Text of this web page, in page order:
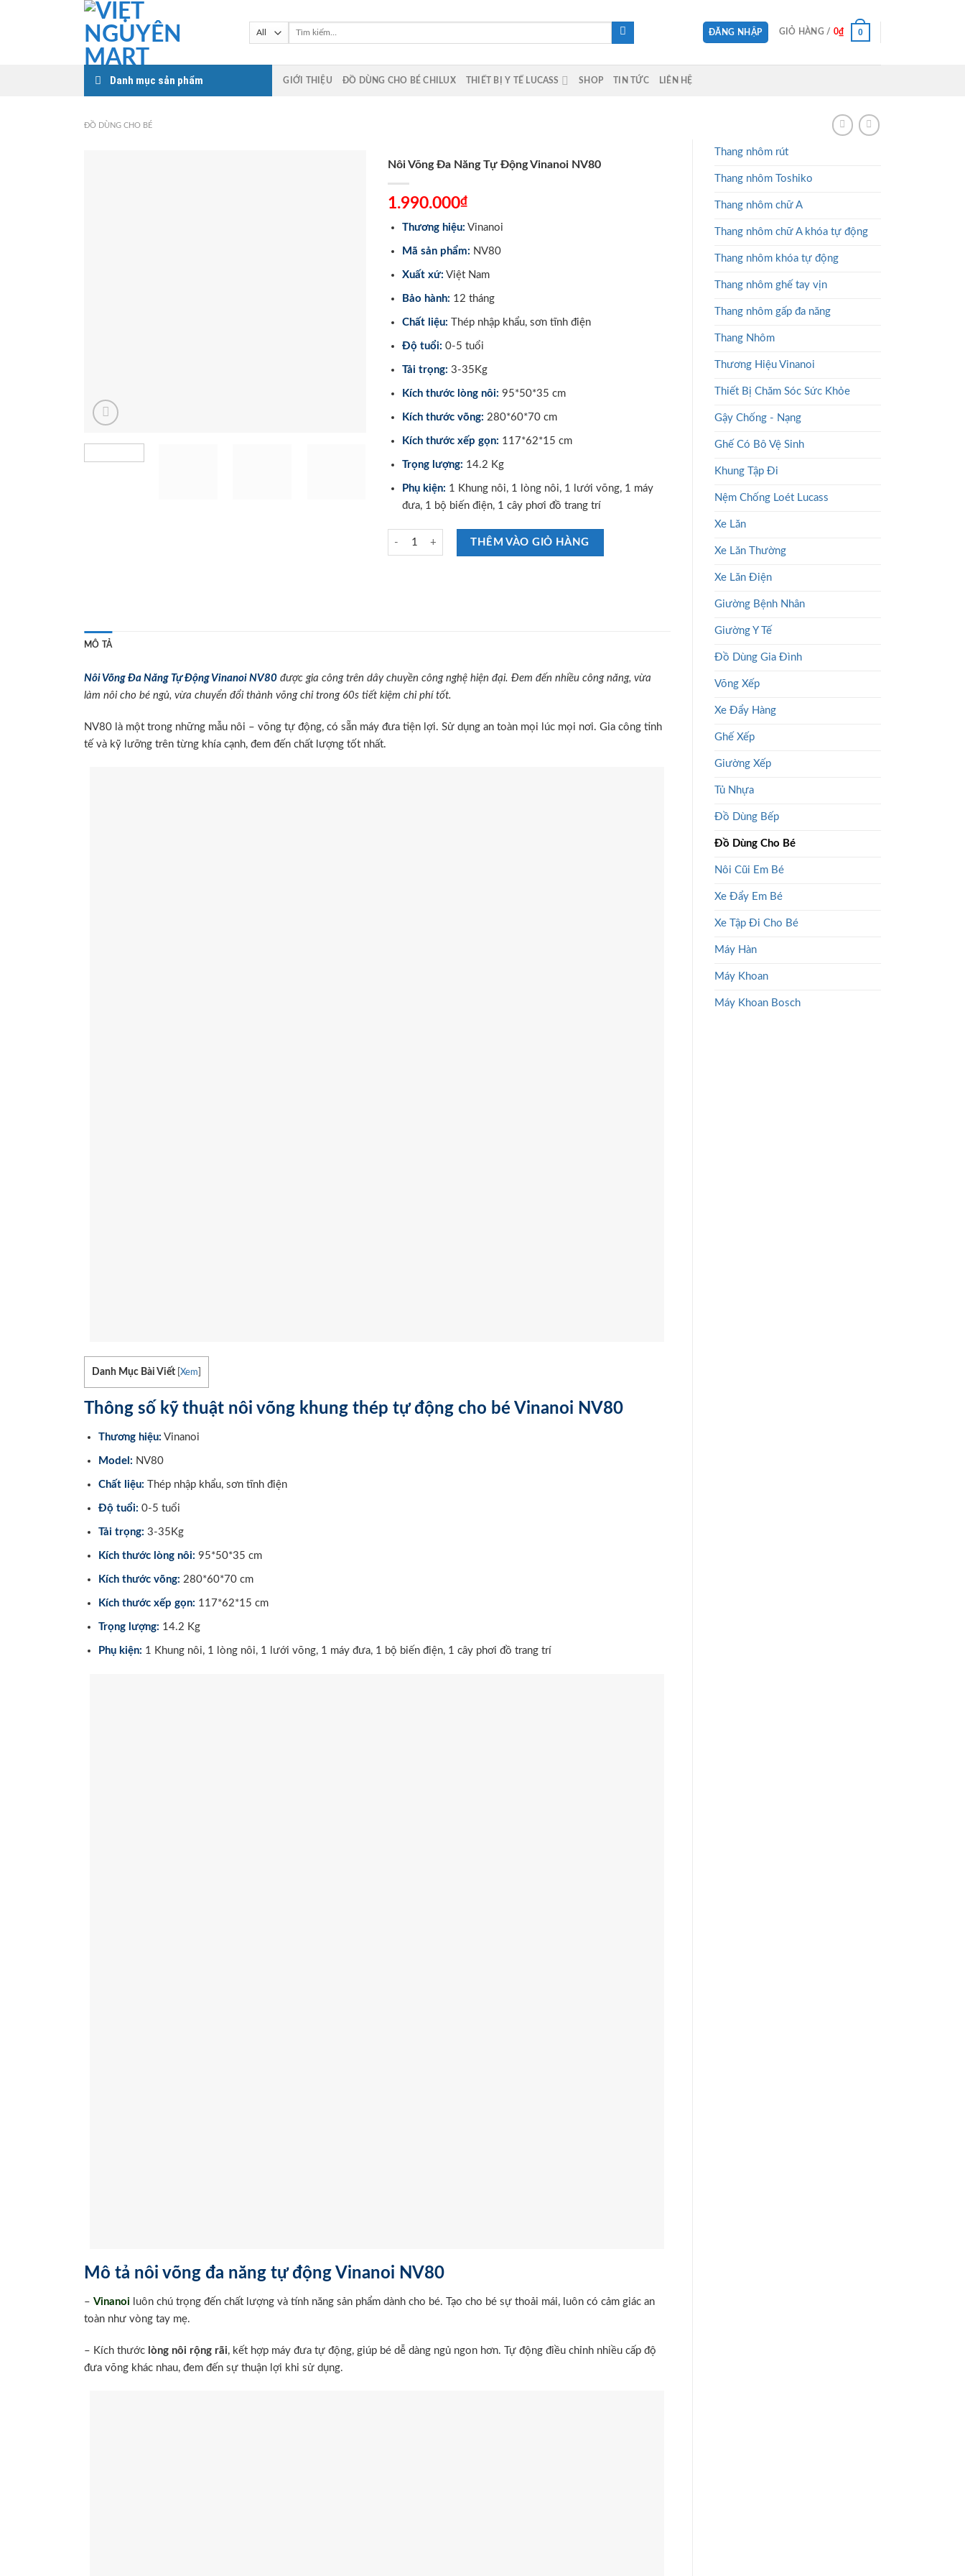
ĐĂNG NHẬP GIỎ HÀNG / 0₫ 0
Danh mục sản phẩm GIỚI THIỆU ĐỒ DÙNG CHO BÉ CHILUX THIẾT BỊ Y TẾ LUCASS SHOP TIN TỨC LIÊN HỆ
ĐỒ DÙNG CHO BÉ
Thang nhôm rút
Thang nhôm Toshiko
Thang nhôm chữ A
Thang nhôm chữ A khóa tự động
Thang nhôm khóa tự động
Thang nhôm ghế tay vịn
Thang nhôm gấp đa năng
Thang Nhôm
Thương Hiệu Vinanoi
Thiết Bị Chăm Sóc Sức Khỏe
Gậy Chống - Nạng
Ghế Có Bô Vệ Sinh
Khung Tập Đi
Nệm Chống Loét Lucass
Xe Lăn
Xe Lăn Thường
Xe Lăn Điện
Giường Bệnh Nhân
Giường Y Tế
Đồ Dùng Gia Đình
Võng Xếp
Xe Đẩy Hàng
Ghế Xếp
Giường Xếp
Tủ Nhựa
Đồ Dùng Bếp
Đồ Dùng Cho Bé
Nôi Cũi Em Bé
Xe Đẩy Em Bé
Xe Tập Đi Cho Bé
Máy Hàn
Máy Khoan
Máy Khoan Bosch
Nôi Võng Đa Năng Tự Động Vinanoi NV80
1.990.000₫
Thương hiệu: Vinanoi
Mã sản phẩm: NV80
Xuất xứ: Việt Nam
Bảo hành: 12 tháng
Chất liệu: Thép nhập khẩu, sơn tĩnh điện
Độ tuổi: 0-5 tuổi
Tải trọng: 3-35Kg
Kích thước lòng nôi: 95*50*35 cm
Kích thước võng: 280*60*70 cm
Kích thước xếp gọn: 117*62*15 cm
Trọng lượng: 14.2 Kg
Phụ kiện: 1 Khung nôi, 1 lòng nôi, 1 lưới võng, 1 máy
đưa, 1 bộ biến điện, 1 cây phơi đồ trang trí
Nôi Võng Đa Năng Tự Động Vinanoi NV80 số lượng
THÊM VÀO GIỎ HÀNG
MÔ TẢ
Nôi Võng Đa Năng Tự Động Vinanoi NV80 được gia công trên dây chuyền công nghệ hiện đại. Đem đến nhiều công năng, vừa
làm nôi cho bé ngủ, vừa chuyển đổi thành võng chỉ trong 60s tiết kiệm chi phí tốt.
NV80 là một trong những mẫu nôi – võng tự động, có sẵn máy đưa tiện lợi. Sử dụng an toàn mọi lúc mọi nơi. Gia công tinh
tế và kỹ lưỡng trên từng khía cạnh, đem đến chất lượng tốt nhất.
Danh Mục Bài Viết Xem
Thông số kỹ thuật nôi võng khung thép tự động cho bé Vinanoi NV80
Thương hiệu: Vinanoi
Model: NV80
Chất liệu: Thép nhập khẩu, sơn tĩnh điện
Độ tuổi: 0-5 tuổi
Tải trọng: 3-35Kg
Kích thước lòng nôi: 95*50*35 cm
Kích thước võng: 280*60*70 cm
Kích thước xếp gọn: 117*62*15 cm
Trọng lượng: 14.2 Kg
Phụ kiện: 1 Khung nôi, 1 lòng nôi, 1 lưới võng, 1 máy đưa, 1 bộ biến điện, 1 cây phơi đồ trang trí
Mô tả nôi võng đa năng tự động Vinanoi NV80
– Vinanoi luôn chú trọng đến chất lượng và tính năng sản phẩm dành cho bé. Tạo cho bé sự thoải mái, luôn có cảm giác an
toàn như vòng tay mẹ.
– Kích thước lòng nôi rộng rãi, kết hợp máy đưa tự động, giúp bé dễ dàng ngủ ngon hơn. Tự động điều chỉnh nhiều cấp độ
đưa võng khác nhau, đem đến sự thuận lợi khi sử dụng.